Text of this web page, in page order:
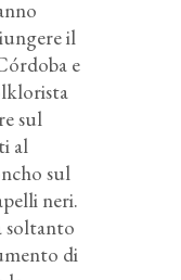
il
e
sul
al
sul
neri.
soltanto
di